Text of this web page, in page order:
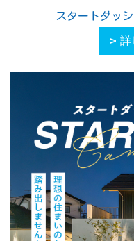
スタートダッ
詳